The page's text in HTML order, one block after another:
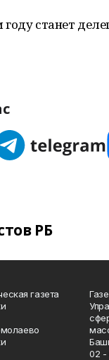
станет
РБ
газета
02 -